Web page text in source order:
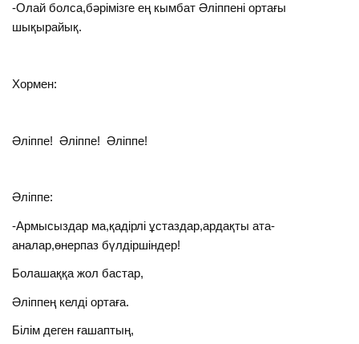
-Олай болса,бәрімізге ең кымбат Әліппені ортағы
шықырайық.
Хормен:
Әліппе! Әліппе! Әліппе!
Әліппе:
-Армысыздар ма,қадірлі ұстаздар,ардақты ата-
аналар,өнерпаз бүлдіршіндер!
Болашаққа жол бастар,
Әліппең келді ортаға.
Білім деген ғашаптың,